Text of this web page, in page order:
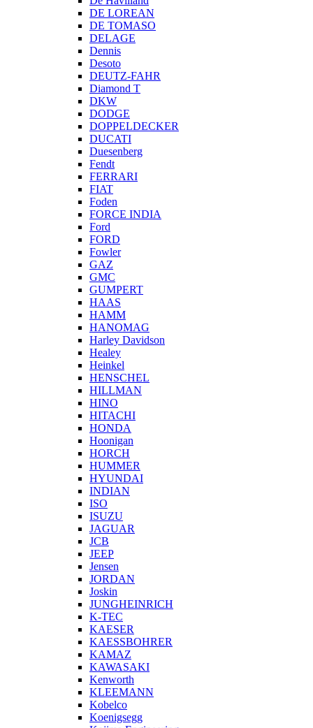
DE LOREAN
DE TOMASO
DELAGE
Dennis
Desoto
DEUTZ-FAHR
Diamond T
DKW
DODGE
DOPPELDECKER
DUCATI
Duesenberg
Fendt
FERRARI
FIAT
Foden
FORCE INDIA
Ford
FORD
Fowler
GAZ
GMC
GUMPERT
HAAS
HAMM
HANOMAG
Harley Davidson
Healey
Heinkel
HENSCHEL
HILLMAN
HINO
HITACHI
HONDA
Hoonigan
HORCH
HUMMER
HYUNDAI
INDIAN
ISO
ISUZU
JAGUAR
JCB
JEEP
Jensen
JORDAN
Joskin
JUNGHEINRICH
K-TEC
KAESER
KAESSBOHRER
KAMAZ
KAWASAKI
Kenworth
KLEEMANN
Kobelco
Koenigsegg